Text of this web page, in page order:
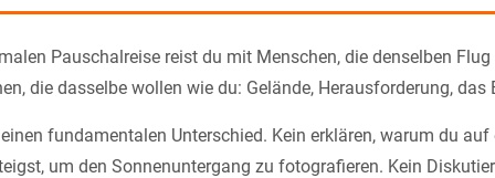
Pauschalreise reist du mit Menschen, die denselben
die dasselbe wollen wie du: Gelände, Herausforderung, das
fundamentalen Unterschied. Kein erklären, warum du
um den Sonnenuntergang zu fotografieren. Kein